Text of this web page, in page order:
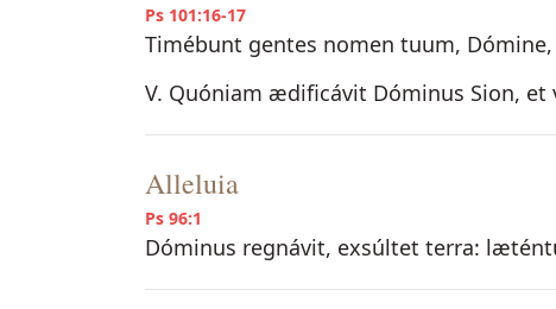
Ps 101:16-17
Timébunt gentes nomen tuum,
V. Quóniam ædificávit Dóminus Sion,
Alleluia
Ps 96:1
Dóminus regnávit, exsúltet terra: